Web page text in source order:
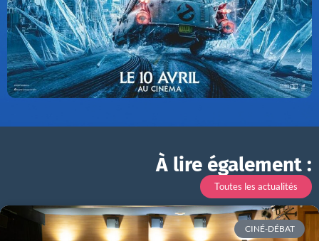
À lire également :
Toutes les actualités
CINÉ-DÉBAT